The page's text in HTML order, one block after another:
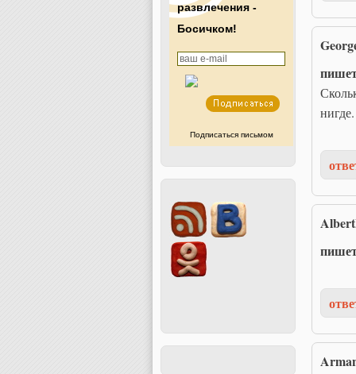
нигде.
развлечения -
Босичком!
Подписаться письмом